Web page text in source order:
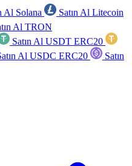
Al Solana
Satın Al Litecoin
Al TRON
Satın Al USDT ERC20
Al USDC ERC20
Satın